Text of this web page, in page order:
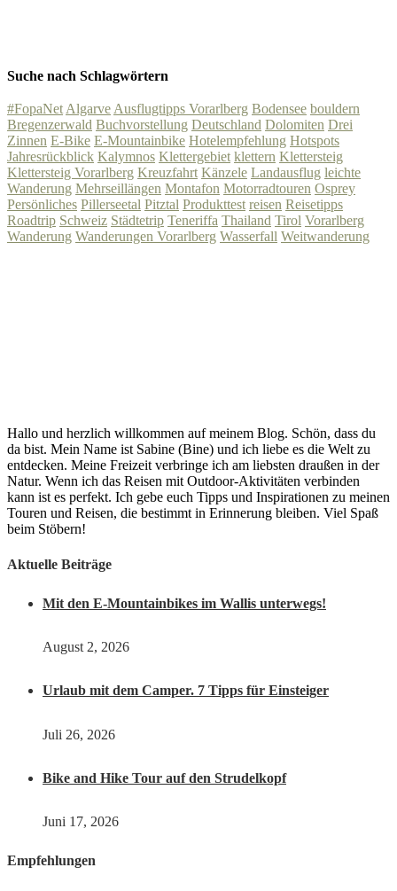
Suche nach Schlagwörtern
#FopaNet Algarve Ausflugtipps Vorarlberg Bodensee bouldern
Bregenzerwald Buchvorstellung Deutschland Dolomiten Drei
Zinnen E-Bike E-Mountainbike Hotelempfehlung Hotspots
Jahresrückblick Kalymnos Klettergebiet klettern Klettersteig
Klettersteig Vorarlberg Kreuzfahrt Känzele Landausflug leichte
Wanderung Mehrseillängen Montafon Motorradtouren Osprey
Persönliches Pillerseetal Pitztal Produkttest reisen Reisetipps
Roadtrip Schweiz Städtetrip Teneriffa Thailand Tirol Vorarlberg
Wanderung Wanderungen Vorarlberg Wasserfall Weitwanderung
Hallo und herzlich willkommen auf meinem Blog. Schön, dass du
da bist. Mein Name ist Sabine (Bine) und ich liebe es die Welt zu
entdecken. Meine Freizeit verbringe ich am liebsten draußen in der
Natur. Wenn ich das Reisen mit Outdoor-Aktivitäten verbinden
kann ist es perfekt. Ich gebe euch Tipps und Inspirationen zu meinen
Touren und Reisen, die bestimmt in Erinnerung bleiben. Viel Spaß
beim Stöbern!
Aktuelle Beiträge
Mit den E-Mountainbikes im Wallis unterwegs!
August 2, 2026
Urlaub mit dem Camper. 7 Tipps für Einsteiger
Juli 26, 2026
Bike and Hike Tour auf den Strudelkopf
Juni 17, 2026
Empfehlungen